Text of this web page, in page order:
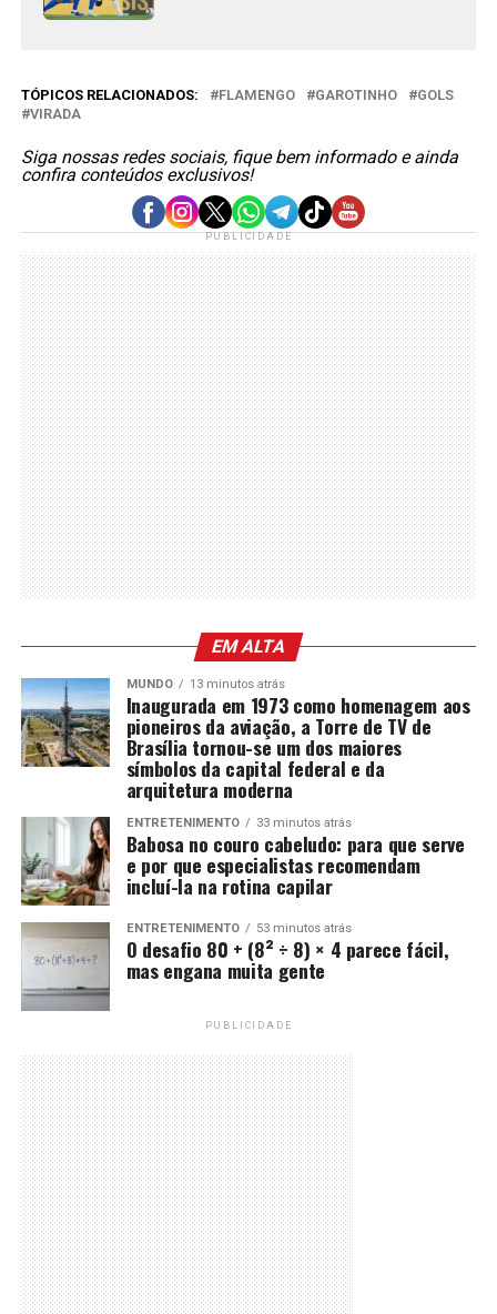
TÓPICOS RELACIONADOS: FLAMENGO GAROTINHO
GOLS
VIRADA
Siga nossas redes sociais, fique bem informado e ainda
confira conteúdos exclusivos!
PUBLICIDADE
EM ALTA
MUNDO 13 minutos atrás
Inaugurada em 1973 como homenagem aos
pioneiros da aviação, a Torre de TV de
Brasília tornou-se um dos maiores
símbolos da capital federal e da
arquitetura moderna
ENTRETENIMENTO 33 minutos atrás
Babosa no couro cabeludo: para que serve
e por que especialistas recomendam
incluí-la na rotina capilar
ENTRETENIMENTO 53 minutos atrás
O desafio 80 + (8² ÷ 8) × 4 parece fácil,
mas engana muita gente
PUBLICIDADE